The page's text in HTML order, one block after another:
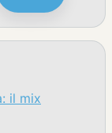
il mix